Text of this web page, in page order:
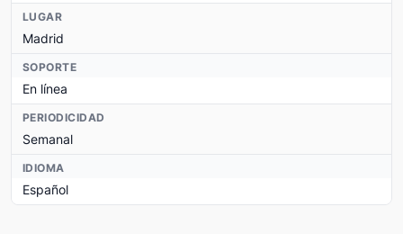
LUGAR
Madrid
SOPORTE
En línea
PERIODICIDAD
Semanal
IDIOMA
Español